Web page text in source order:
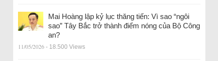
Mai Hoàng lập kỷ lục thăng tiến: Vì sao “ngôi
sao” Tây Bắc trở thành điểm nóng của Bộ Công
an?
11/05/2026 - 18.500 Views